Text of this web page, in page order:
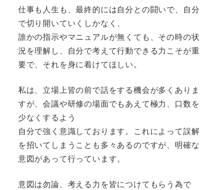
仕事も人生も、最終的には自分との闘いで、自分
で切り開いていくしかなく、
誰かの指示やマニュアルが無くても、その時の状
況を理解し、自分で考えて行動できる力こそが重
要で、それを身に着けてほしい。
私は、立場上皆の前で話をする機会が多くありま
すが、会議や研修の場面でもあえて極力、口数を
少なくするよう
自分で強く意識しております。これによって誤解
を招いてしまうことも多々あるのですが、明確な
意図があって行っています。
意図は勿論、考える力を皆につけてもらう為で